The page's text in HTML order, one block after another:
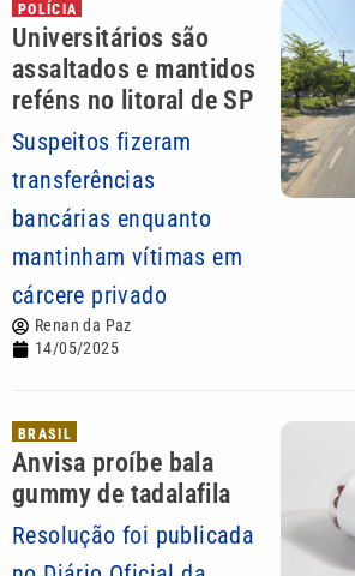
POLÍCIA
Universitários são
assaltados e mantidos
reféns no litoral de SP
Suspeitos fizeram
transferências
bancárias enquanto
mantinham vítimas em
cárcere privado
Renan da Paz
14/05/2025
BRASIL
Anvisa proíbe bala
gummy de tadalafila
Resolução foi publicada